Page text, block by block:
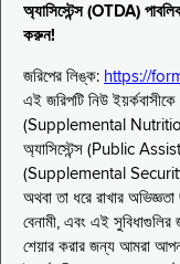
অ্যাসিস্টেন্স (OTDA)
করুন!
জরিপের লিঙ্ক: https://
এই জরিপটি নিউ ইয়র্কবাসীকে
(Supplemental
অ্যাসিস্টেন্স (Public
(Supplemental Security
অথবা তা ধরে রাখার
বেনামী, এবং এই
শেয়ার করার জন্য আমরা